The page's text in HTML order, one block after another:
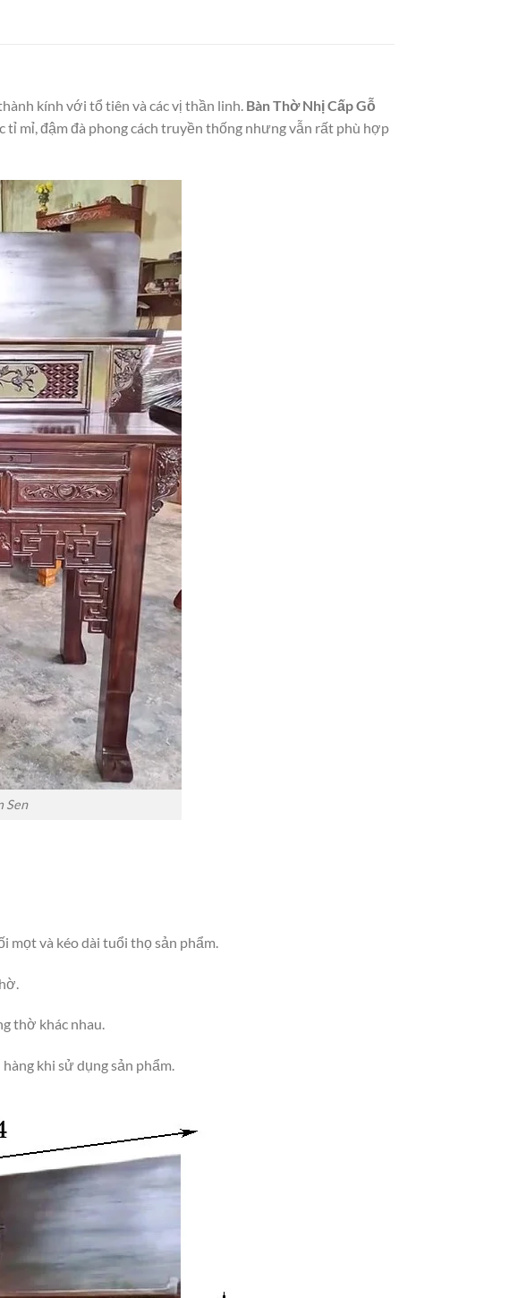
kính với tổ tiên và các vị thần linh. Bàn Thờ Nhị Cấp Gỗ
tỉ mỉ, đậm đà phong cách truyền thống nhưng vẫn rất phù hợp
Sen
mọt và kéo dài tuổi thọ sản phẩm.
thờ khác nhau.
khi sử dụng sản phẩm.